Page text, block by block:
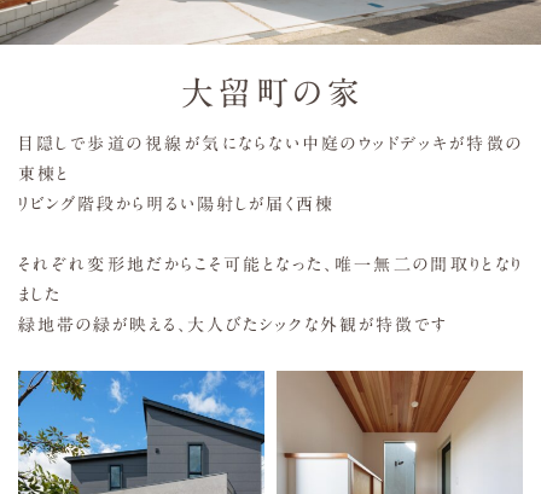
大留町の家
目隠しで歩道の視線が気にならない中庭のウッドデッキが特徴の
東棟と
リビング階段から明るい陽射しが届く西棟
それぞれ変形地だからこそ可能となった、唯一無二の間取りとなり
ました
緑地帯の緑が映える、大人びたシックな外観が特徴です